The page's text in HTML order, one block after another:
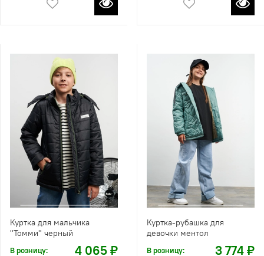
Куртка для мальчика
"Томми" черный
В розницу: 4 065 ₽
Куртка-рубашка для
девочки ментол
В розницу: 3 774 ₽